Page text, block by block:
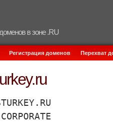
в зоне .RU
Регистрация доменов Перехват